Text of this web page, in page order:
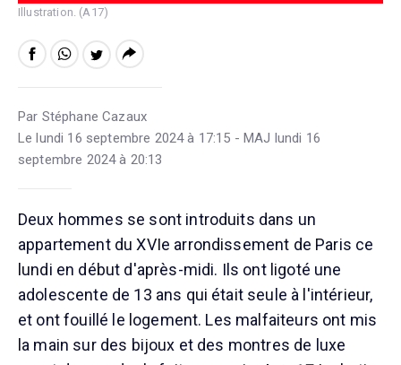
Illustration. (A17)
Par Stéphane Cazaux
Le lundi 16 septembre 2024 à 17:15 - MAJ lundi 16
septembre 2024 à 20:13
Deux hommes se sont introduits dans un
appartement du XVIe arrondissement de Paris ce
lundi en début d'après-midi. Ils ont ligoté une
adolescente de 13 ans qui était seule à l'intérieur,
et ont fouillé le logement. Les malfaiteurs ont mis
la main sur des bijoux et des montres de luxe